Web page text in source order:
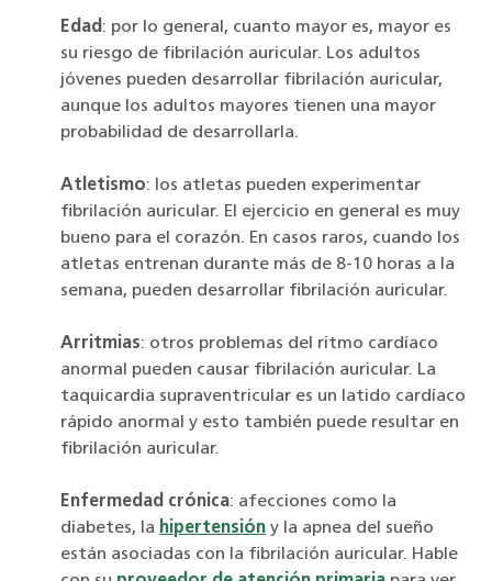
Edad: por lo general, cuanto mayor es, mayor es
su riesgo de fibrilación auricular. Los adultos
jóvenes pueden desarrollar fibrilación auricular,
aunque los adultos mayores tienen una mayor
probabilidad de desarrollarla.
Atletismo: los atletas pueden experimentar
fibrilación auricular. El ejercicio en general es muy
bueno para el corazón. En casos raros, cuando los
atletas entrenan durante más de 8-10 horas a la
semana, pueden desarrollar fibrilación auricular.
Arritmias: otros problemas del ritmo cardíaco
anormal pueden causar fibrilación auricular. La
taquicardia supraventricular es un latido cardíaco
rápido anormal y esto también puede resultar en
fibrilación auricular.
Enfermedad crónica: afecciones como la
diabetes, la hipertensión y la apnea del sueño
están asociadas con la fibrilación auricular. Hable